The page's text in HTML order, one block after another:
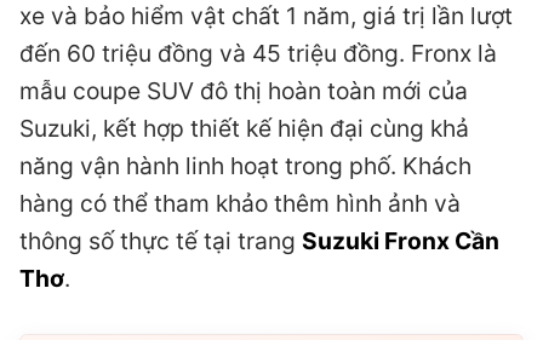
xe và bảo hiểm vật chất 1 năm, giá trị lần lượt
đến 60 triệu đồng và 45 triệu đồng. Fronx là
mẫu coupe SUV đô thị hoàn toàn mới của
Suzuki, kết hợp thiết kế hiện đại cùng khả
năng vận hành linh hoạt trong phố. Khách
hàng có thể tham khảo thêm hình ảnh và
thông số thực tế tại trang Suzuki Fronx Cần
Thơ.